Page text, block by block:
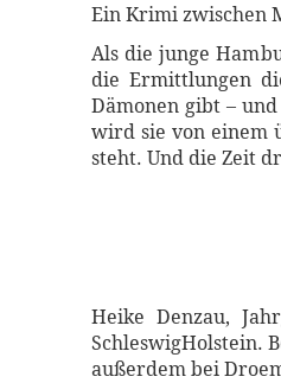
Ein Krimi zwischen
Als die junge
die Ermittlungen
Dämonen gibt –
wird sie von einem
steht. Und die Zeit
Heike Denzau,
SchleswigHolstein.
außerdem bei